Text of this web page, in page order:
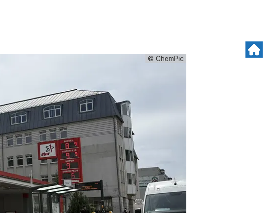
© ChemPic